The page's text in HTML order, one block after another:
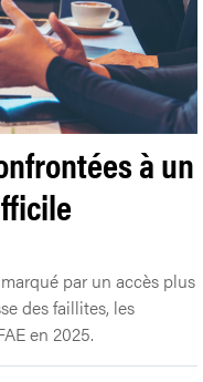
à un
par un accès plus
des faillites, les
en 2025.